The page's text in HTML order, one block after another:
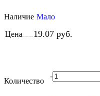
Наличие Мало
Цена 19.07 руб.
Количество
-